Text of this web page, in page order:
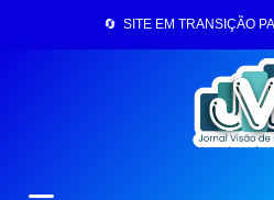
🔄 SITE EM TRANSIÇÃO